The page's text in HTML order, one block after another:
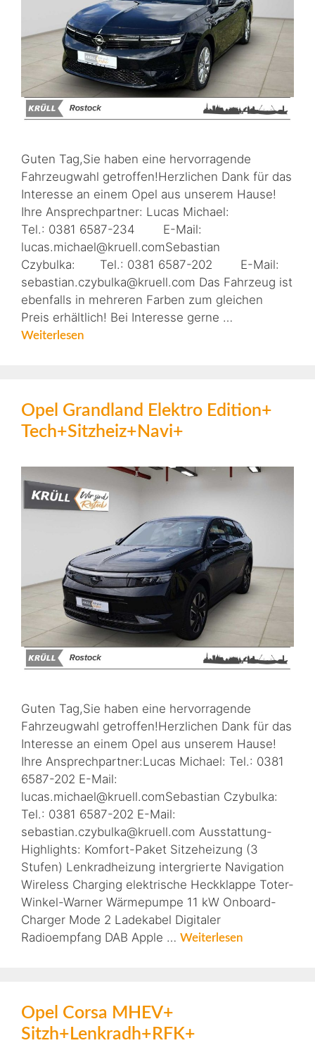
Guten Tag,Sie haben eine hervorragende
Fahrzeugwahl getroffen!Herzlichen Dank für das
Interesse an einem Opel aus unserem Hause!
Ihre Ansprechpartner: Lucas Michael:
Tel.: 0381 6587-234 E-Mail:
lucas.michael@kruell.comSebastian
Czybulka: Tel.: 0381 6587-202 E-Mail:
sebastian.czybulka@kruell.com Das Fahrzeug ist
ebenfalls in mehreren Farben zum gleichen
Preis erhältlich! Bei Interesse gerne …
Weiterlesen
Opel Grandland Elektro Edition+
Tech+Sitzheiz+Navi+
Guten Tag,Sie haben eine hervorragende
Fahrzeugwahl getroffen!Herzlichen Dank für das
Interesse an einem Opel aus unserem Hause!
Ihre Ansprechpartner:Lucas Michael: Tel.: 0381
6587-202 E-Mail:
lucas.michael@kruell.comSebastian Czybulka:
Tel.: 0381 6587-202 E-Mail:
sebastian.czybulka@kruell.com Ausstattung-
Highlights: Komfort-Paket Sitzeheizung (3
Stufen) Lenkradheizung intergrierte Navigation
Wireless Charging elektrische Heckklappe Toter-
Winkel-Warner Wärmepumpe 11 kW Onboard-
Charger Mode 2 Ladekabel Digitaler
Radioempfang DAB Apple … Weiterlesen
Opel Corsa MHEV+
Sitzh+Lenkradh+RFK+